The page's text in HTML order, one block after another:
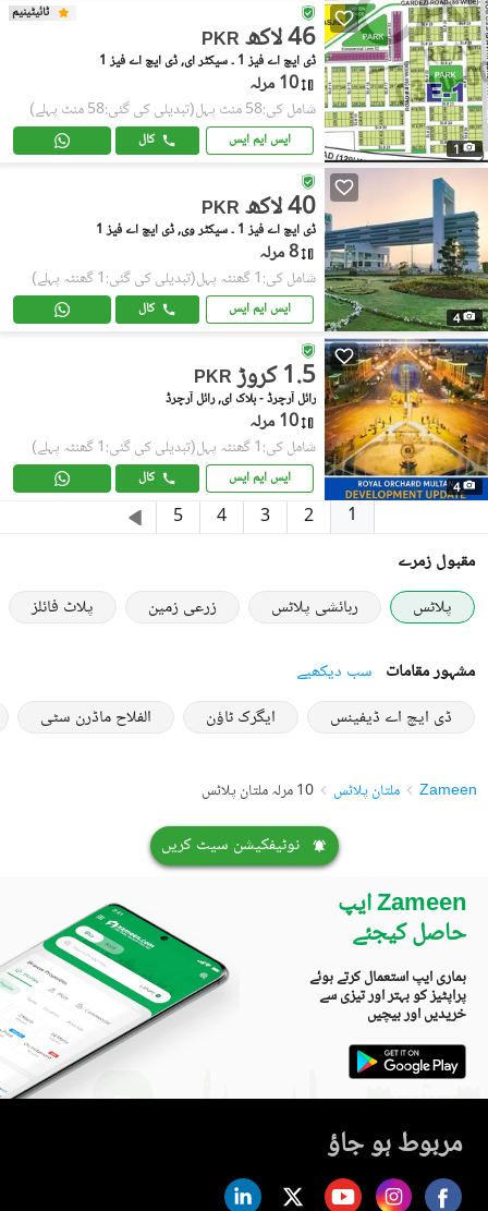
1
ٹائیٹینیم
PKR 46 لاکھ
ڈی ایچ اے فیز 1 ۔ سیکٹر ای, ڈی ایچ اے فیز 1
10 مرلہ
شامل کی:58 منٹ پہل (تبدیلی کی گئی:58 منٹ پہلے)
ایس ایم ایس کال
4
PKR 40 لاکھ
ڈی ایچ اے فیز 1 ۔ سیکٹر وی, ڈی ایچ اے فیز 1
8 مرلہ
شامل کی:1 گھنٹہ پہل (تبدیلی کی گئی:1 گھنٹہ پہلے)
ایس ایم ایس کال
4
PKR 1.5 کروڑ
رائل آرچرڈ - بلاک ای, رائل آرچرڈ
10 مرلہ
شامل کی:1 گھنٹہ پہل (تبدیلی کی گئی:1 گھنٹہ پہلے)
ایس ایم ایس کال
1
2
3
4
5
مقبول زمرے
پلاٹس
رہائشی پلاٹس زرعی زمین پلاٹ فائلز
مشہور مقامات سب دیکھیے
ڈی ایچ اے ڈیفینس
ایگرک ٹاؤن الفلاح ماڈرن سٹی
Zameen ملتان پلاٹس 10 مرلہ ملتان پلاٹس
نوٹیفکیشن سیٹ کریں
Zameen ایپ
حاصل کیجئے
ہماری ایپ استعمال کرتے ہوئے
پراپٹیز کو بہتر اور تیزی سے
خریدیں اور بیچیں
مربوط ہو جاؤ